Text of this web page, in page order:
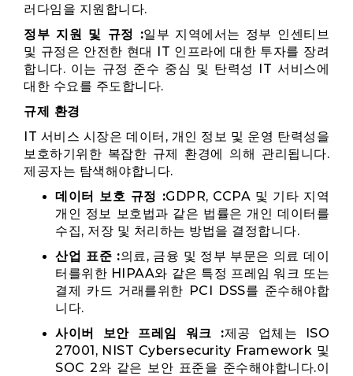
러다임을 지원합니다.
정부 지원 및 규정 :일부 지역에서는 정부 인센티브
및 규정은 안전한 현대 IT 인프라에 대한 투자를 장려
합니다. 이는 규정 준수 중심 및 탄력성 IT 서비스에
대한 수요를 주도합니다.
규제 환경
IT 서비스 시장은 데이터, 개인 정보 및 운영 탄력성을
보호하기위한 복잡한 규제 환경에 의해 관리됩니다.
제공자는 탐색해야합니다.
데이터 보호 규정 :GDPR, CCPA 및 기타 지역
개인 정보 보호법과 같은 법률은 개인 데이터를
수집, 저장 및 처리하는 방법을 결정합니다.
산업 표준 :의료, 금융 및 정부 부문은 의료 데이
터를위한 HIPAA와 같은 특정 프레임 워크 또는
결제 카드 거래를위한 PCI DSS를 준수해야합
니다.
사이버 보안 프레임 워크 :제공 업체는 ISO
27001, NIST Cybersecurity Framework 및
SOC 2와 같은 보안 표준을 준수해야합니다.이